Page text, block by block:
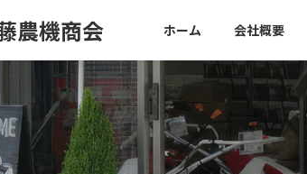
農機商会 ホーム 会社概要